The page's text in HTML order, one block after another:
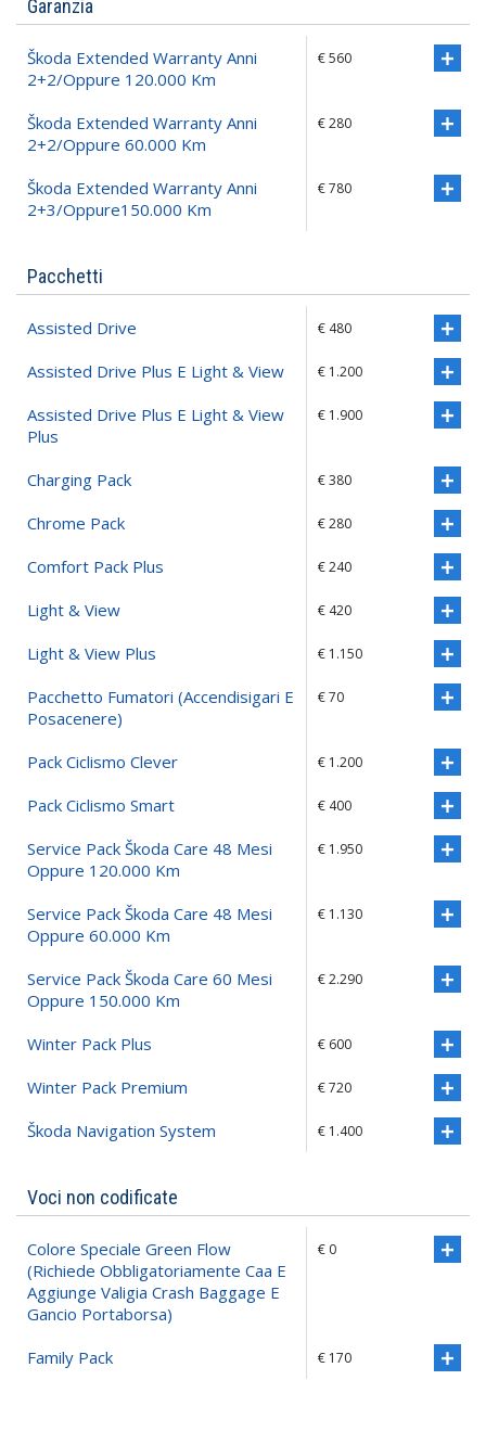
Garanzia
Škoda Extended Warranty Anni
2+2/oppure 120.000 Km
€ 560
Škoda Extended Warranty Anni
2+2/oppure 60.000 Km
€ 280
Škoda Extended Warranty Anni
2+3/oppure150.000 Km
€ 780
Pacchetti
Assisted Drive € 480
Assisted Drive Plus E Light & View € 1.200
Assisted Drive Plus E Light & View
Plus
€ 1.900
Charging Pack € 380
Chrome Pack € 280
Comfort Pack Plus € 240
Light & View € 420
Light & View Plus € 1.150
Pacchetto Fumatori (accendisigari E
Posacenere)
€ 70
Pack Ciclismo Clever € 1.200
Pack Ciclismo Smart € 400
Service Pack Škoda Care 48 Mesi
Oppure 120.000 Km
€ 1.950
Service Pack Škoda Care 48 Mesi
Oppure 60.000 Km
€ 1.130
Service Pack Škoda Care 60 Mesi
Oppure 150.000 Km
€ 2.290
Winter Pack Plus € 600
Winter Pack Premium € 720
Škoda Navigation System € 1.400
Voci non codificate
Colore Speciale Green Flow
(richiede Obbligatoriamente Caa E
Aggiunge Valigia Crash Baggage E
Gancio Portaborsa)
€ 0
Family Pack € 170